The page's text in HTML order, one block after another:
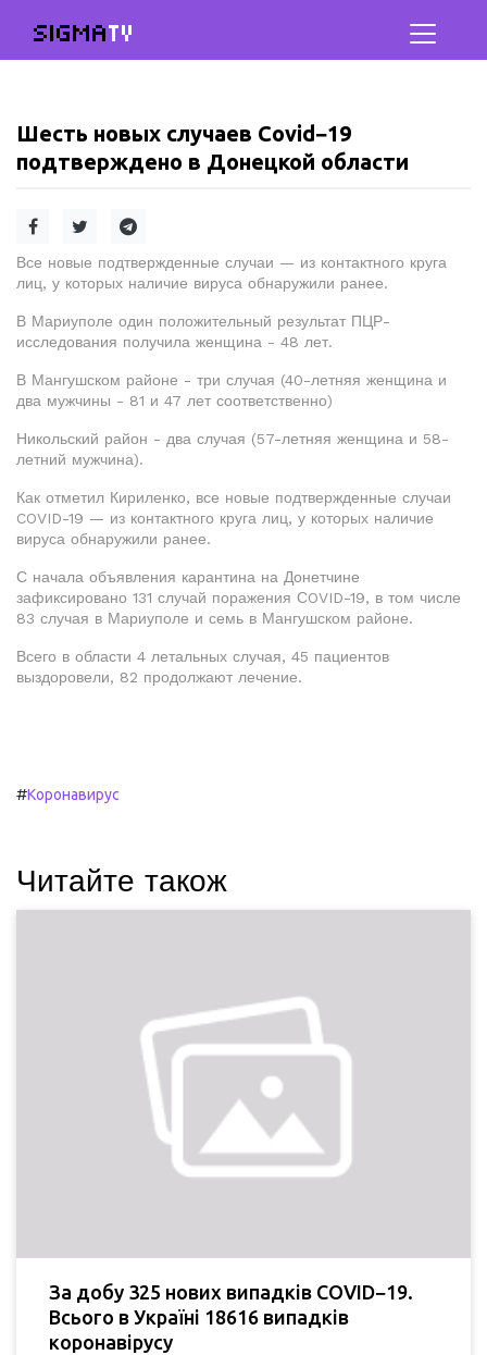
SIGMATV
Шесть новых случаев Covid−19
подтверждено в Донецкой области
Все новые подтвержденные случаи — из контактного круга
лиц, у которых наличие вируса обнаружили ранее.
В Мариуполе один положительный результат ПЦР-
исследования получила женщина - 48 лет.
В Мангушском районе - три случая (40-летняя женщина и
два мужчины - 81 и 47 лет соответственно)
Никольский район - два случая (57-летняя женщина и 58-
летний мужчина).
Как отметил Кириленко, все новые подтвержденные случаи
COVID-19 — из контактного круга лиц, у которых наличие
вируса обнаружили ранее.
С начала объявления карантина на Донетчине
зафиксировано 131 случай поражения СOVID-19, в том числе
83 случая в Мариуполе и семь в Мангушском районе.
Всего в области 4 летальных случая, 45 пациентов
выздоровели, 82 продолжают лечение.
#Коронавирус
Читайте також
За добу 325 нових випадків COVID−19.
Всього в Україні 18616 випадків
коронавірусу